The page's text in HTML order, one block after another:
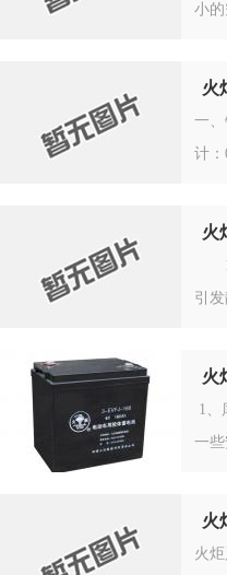
小
火
一
计
火
1
引
火
1、
一
火
火